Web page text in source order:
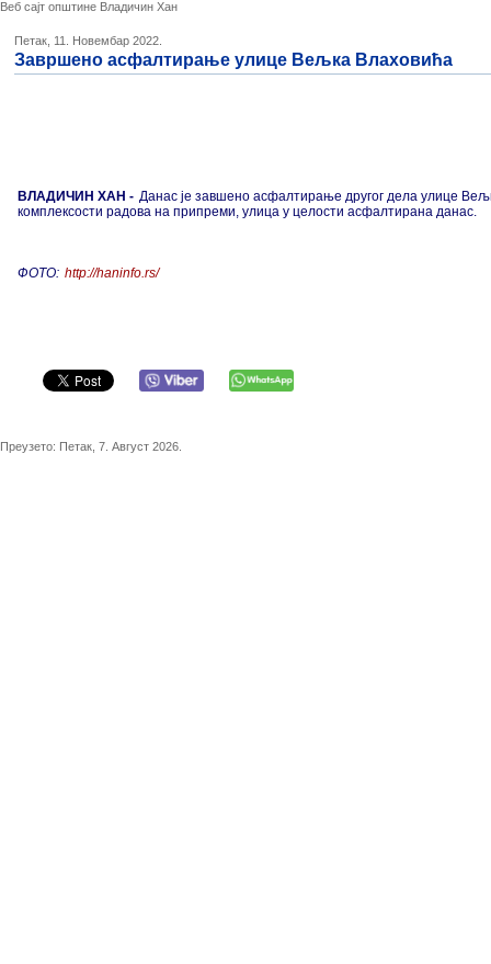
Веб сајт општине Владичин Хан
Петак, 11. Новембар 2022.
Завршено асфалтирање улице Вељка Влаховића
ВЛАДИЧИН ХАН - Данас је завшено асфалтирање другог дела улице
комплексости радова на припреми, улица у целости асфалтирана данас.
ФОТО: http://haninfo.rs/
Преузето: Петак, 7. Август 2026.